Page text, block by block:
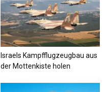
Israels Kampfflugzeugbau aus
der Mottenkiste holen